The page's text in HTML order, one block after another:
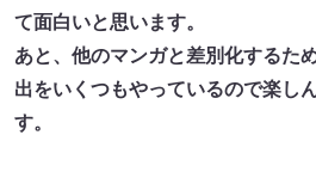
て面白いと思います。
あと、他のマンガと差別化するた
出をいくつもやっているので楽し
す。